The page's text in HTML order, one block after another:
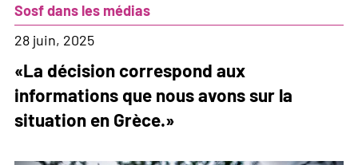
mise
du
Pacte
européen
Sosf dans les médias
28 juin, 2025
«La décision correspond aux
informations que nous avons sur la
situation en Grèce.»